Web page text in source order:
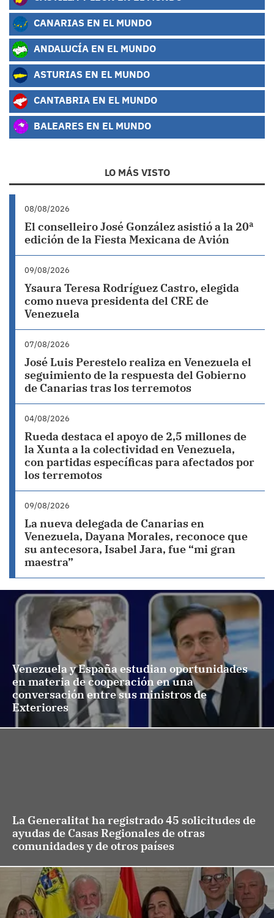
CANARIAS EN EL MUNDO
ANDALUCÍA EN EL MUNDO
ASTURIAS EN EL MUNDO
CANTABRIA EN EL MUNDO
BALEARES EN EL MUNDO
LO MÁS VISTO
08/08/2026
El conselleiro José González asistió a la 20ª
edición de la Fiesta Mexicana de Avión
09/08/2026
Ysaura Teresa Rodríguez Castro, elegida
como nueva presidenta del CRE de
Venezuela
07/08/2026
José Luis Perestelo realiza en Venezuela el
seguimiento de la respuesta del Gobierno
de Canarias tras los terremotos
04/08/2026
Rueda destaca el apoyo de 2,5 millones de
la Xunta a la colectividad en Venezuela,
con partidas específicas para afectados por
los terremotos
09/08/2026
La nueva delegada de Canarias en
Venezuela, Dayana Morales, reconoce que
su antecesora, Isabel Jara, fue “mi gran
maestra”
Venezuela y España estudian oportunidades
en materia de cooperación en una
conversación entre sus ministros de
Exteriores
La Generalitat ha registrado 45 solicitudes de
ayudas de Casas Regionales de otras
comunidades y de otros países